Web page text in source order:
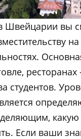
Швейцарии вы
ресторанах
студентов.
какую
Если ваши